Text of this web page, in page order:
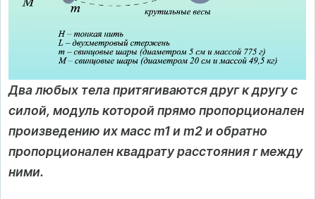
Два любых тела притягиваются друг к другу с
силой, модуль которой прямо пропорционален
произведению их масс m1 и m2 и обратно
пропорционален квадрату расстояния r между
ними.